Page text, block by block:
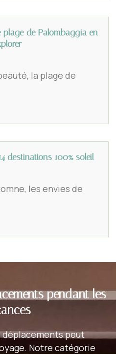
de Palombaggia en
la plage de
destinations 100% soleil
les envies de
pendant les
peut
Notre catégorie